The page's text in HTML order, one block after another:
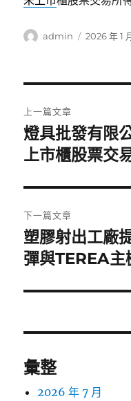
作
admin
發
2026 年 1
章
導
覽
上一篇文章
上
一
文
章:
燈具批發有限
上市櫃股票交
下一篇文章
下
一
文
塑膠射出工廠
彈與TEREA主
彙整
2026 年 7 月